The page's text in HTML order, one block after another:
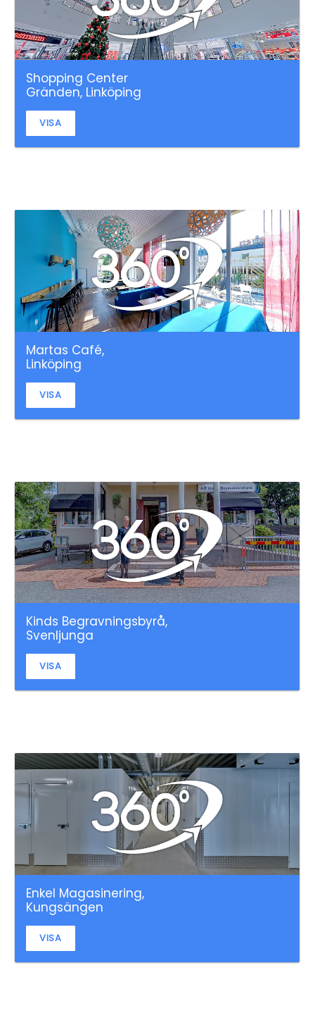
Shopping Center
Gränden, Linköping
VISA
Martas Café,
Linköping
VISA
Kinds Begravningsbyrå,
Svenljunga
VISA
Enkel Magasinering,
Kungsängen
VISA